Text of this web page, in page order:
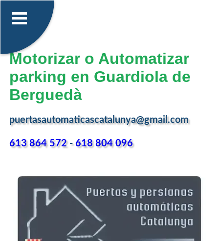
Motorizar o Automatizar
parking en Guardiola de
Berguedà
puertasautomaticascatalunya@gmail.com
613 864 572-618 804 096